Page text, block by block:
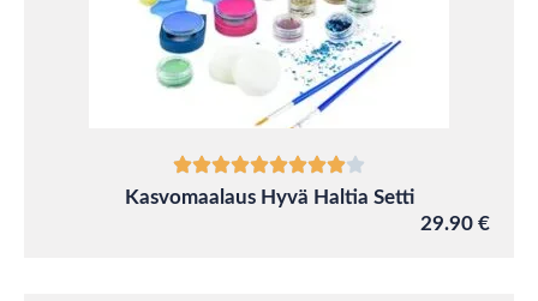
Kasvomaalaus Hyvä Haltia Setti
29.90 €